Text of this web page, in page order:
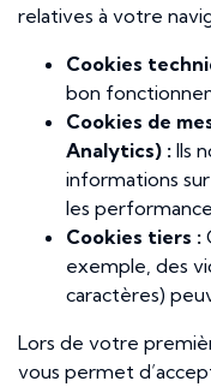
relatives à votre
Cookies
bon
Cookies de
Analytics) : Ils
informations
les
Cookies tiers :
exemple, des
caractères)
Lors de votre
vous permet